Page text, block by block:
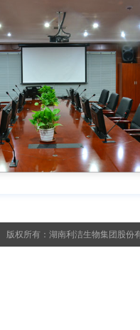
版权所有：湖南利洁生物集团股份